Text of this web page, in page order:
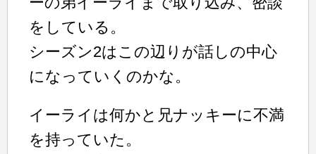
をしている。
シーズン2はこの辺りが話しの中心
になっていくのかな。
イーライは何かと兄ナッキーに不満
を持っていた。